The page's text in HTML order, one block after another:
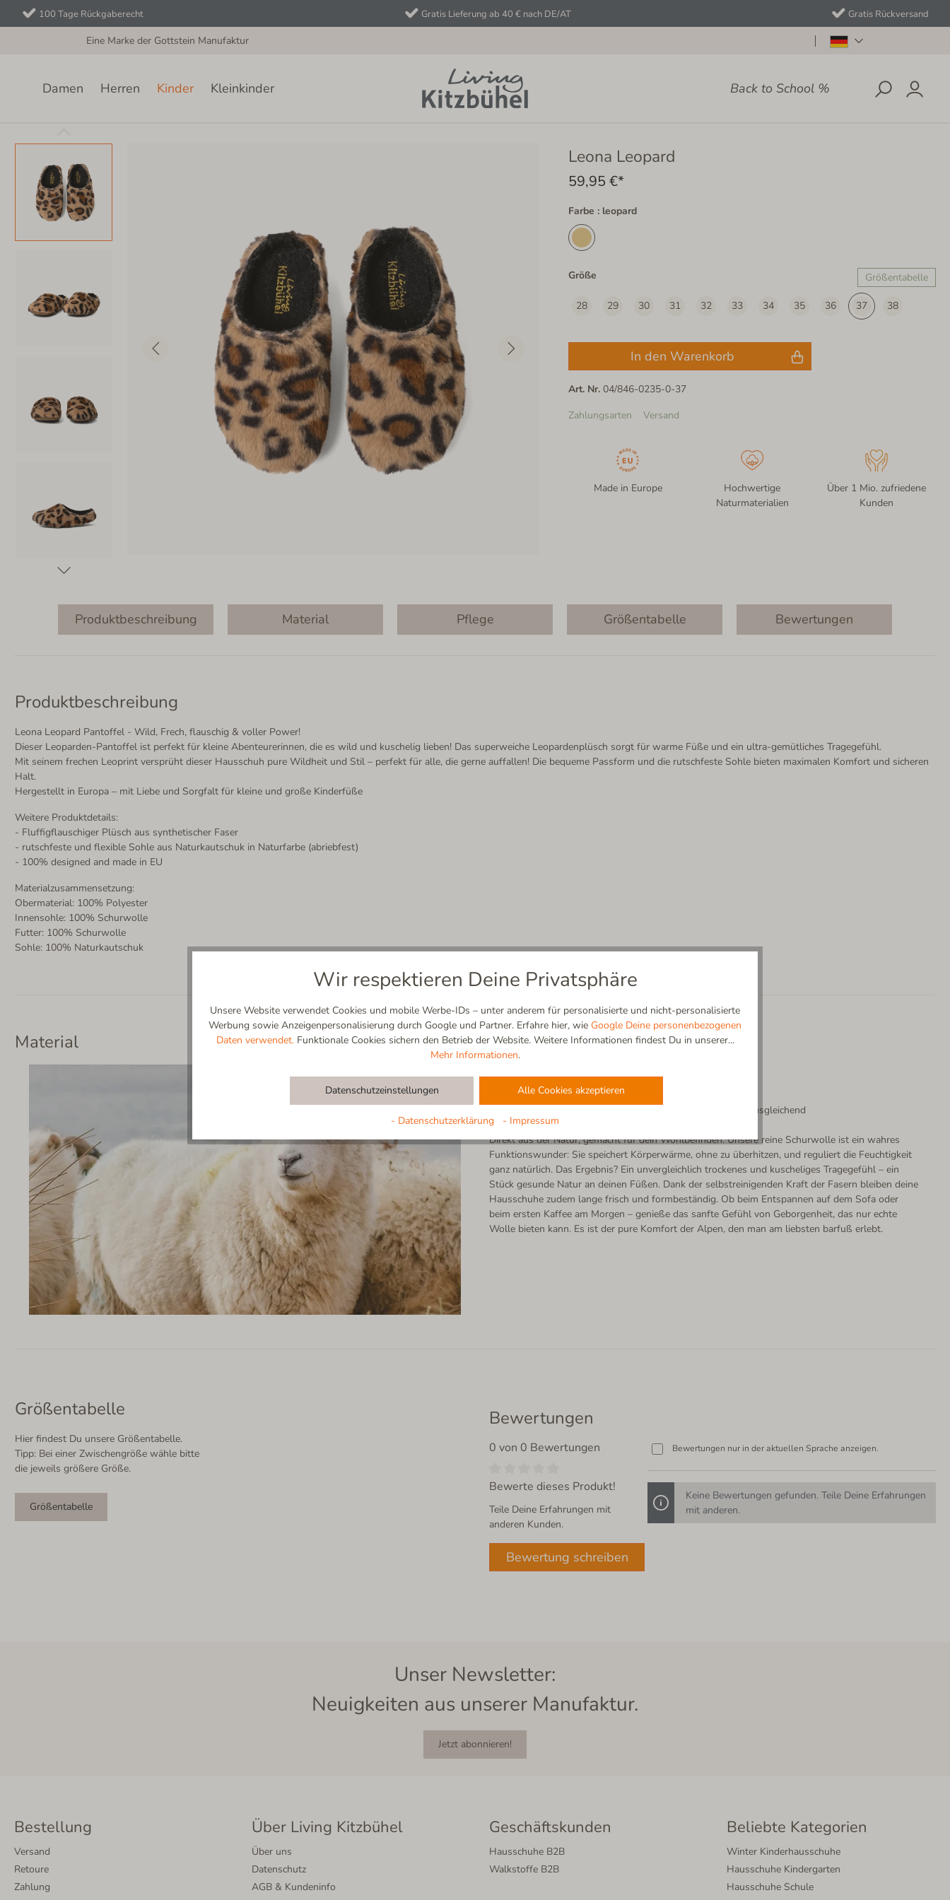
100 Tage Rückgaberecht Gratis Lieferung ab 40 € nach DE/AT Gratis Rückversand
Eine Marke der Gottstein Manufaktur
Back to School %
Damen Herren Kinder Kleinkinder
Leona Leopard
59,95 €*
Farbe : leopard
Größe Größentabelle
28 29 30 31 32 33 34 35 36 37 38
In den Warenkorb
Art. Nr. 04/846-0235-0-37
Zahlungsarten
Versand
Made in Europe
Hochwertige
Naturmaterialien
Über 1 Mio. zufriedene
Kunden
Produktbeschreibung Material Pflege Größentabelle Bewertungen
Produktbeschreibung
Leona Leopard Pantoffel - Wild, Frech, flauschig & voller Power!
Dieser Leoparden-Pantoffel ist perfekt für kleine Abenteurerinnen, die es wild und kuschelig lieben! Das superweiche Leopardenplüsch sorgt für warme Füße und ein ultra-gemütliches Tragegefühl.
Mit seinem frechen Leoprint versprüht dieser Hausschuh pure Wildheit und Stil – perfekt für alle, die gerne auffallen! Die bequeme Passform und die rutschfeste Sohle bieten maximalen Komfort und sicheren
Halt.
Hergestellt in Europa – mit Liebe und Sorgfalt für kleine und große Kinderfüße
Weitere Produktdetails:
- Fluffigflauschiger Plüsch aus synthetischer Faser
- rutschfeste und flexible Sohle aus Naturkautschuk in Naturfarbe (abriebfest)
- 100% designed and made in EU
Materialzusammensetzung:
Obermaterial: 100% Polyester
Innensohle: 100% Schurwolle
Futter: 100% Schurwolle
Sohle: 100% Naturkautschuk
Material
Schurwolle
100% Natur | Atmungsaktiv | Selbstreinigend | Temperaturausgleichend
Direkt aus der Natur, gemacht für dein Wohlbefinden. Unsere reine Schurwolle ist ein wahres
Funktionswunder: Sie speichert Körperwärme, ohne zu überhitzen, und reguliert die Feuchtigkeit
ganz natürlich. Das Ergebnis? Ein unvergleichlich trockenes und kuscheliges Tragegefühl – ein
Stück gesunde Natur an deinen Füßen. Dank der selbstreinigenden Kraft der Fasern bleiben deine
Hausschuhe zudem lange frisch und formbeständig. Ob beim Entspannen auf dem Sofa oder
beim ersten Kaffee am Morgen – genieße das sanfte Gefühl von Geborgenheit, das nur echte
Wolle bieten kann. Es ist der pure Komfort der Alpen, den man am liebsten barfuß erlebt.
Größentabelle
Hier findest Du unsere Größentabelle.
Tipp: Bei einer Zwischengröße wähle bitte
die jeweils größere Größe.
Größentabelle
Bewertungen
0 von 0 Bewertungen
Bewerte dieses Produkt!
Teile Deine Erfahrungen mit
anderen Kunden.
Bewertung schreiben
Bewertungen nur in der aktuellen Sprache anzeigen.
Keine Bewertungen gefunden. Teile Deine Erfahrungen
mit anderen.
Unser Newsletter:
Neuigkeiten aus unserer Manufaktur.
Jetzt abonnieren!
Bestellung
Versand
Retoure
Zahlung
Über Living Kitzbühel
Über uns
Datenschutz
AGB & Kundeninfo
Geschäftskunden
Hausschuhe B2B
Walkstoffe B2B
Beliebte Kategorien
Winter Kinderhausschuhe
Hausschuhe Kindergarten
Hausschuhe Schule
Wir respektieren Deine Privatsphäre
Unsere Website verwendet Cookies und mobile Werbe-IDs – unter anderem für personalisierte und nicht-personalisierte
Werbung sowie Anzeigenpersonalisierung durch Google und Partner. Erfahre hier, wie Google Deine personenbezogenen
Daten verwendet.Funktionale Cookies sichern den Betrieb der Website. Weitere Informationen findest Du in unserer...
Mehr Informationen.
Datenschutzeinstellungen Alle Cookies akzeptieren
- Datenschutzerklärung - Impressum